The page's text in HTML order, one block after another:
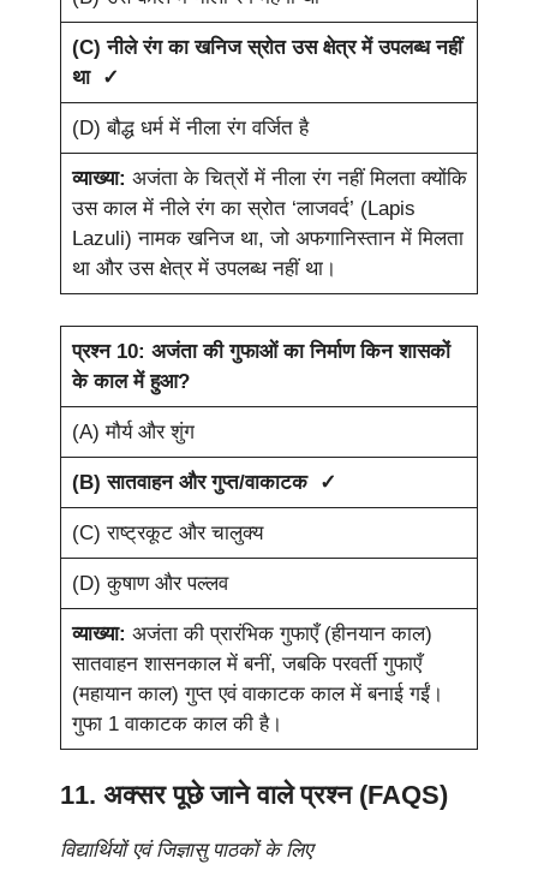
(C) नीले रंग का खनिज स्रोत उस क्षेत्र में उपलब्ध नहीं
था ✓
(D) बौद्ध धर्म में नीला रंग वर्जित है
व्याख्या: अजंता के चित्रों में नीला रंग नहीं मिलता क्योंकि
उस काल में नीले रंग का स्रोत ‘लाजवर्द’ (Lapis
Lazuli) नामक खनिज था, जो अफगानिस्तान में मिलता
था और उस क्षेत्र में उपलब्ध नहीं था।
प्रश्न 10: अजंता की गुफाओं का निर्माण किन शासकों
के काल में हुआ?
(A) मौर्य और शुंग
(B) सातवाहन और गुप्त/वाकाटक ✓
(C) राष्ट्रकूट और चालुक्य
(D) कुषाण और पल्लव
व्याख्या: अजंता की प्रारंभिक गुफाएँ (हीनयान काल)
सातवाहन शासनकाल में बनीं, जबकि परवर्ती गुफाएँ
(महायान काल) गुप्त एवं वाकाटक काल में बनाई गईं।
गुफा 1 वाकाटक काल की है।
11. अक्सर पूछे जाने वाले प्रश्न (FAQS)
विद्यार्थियों एवं जिज्ञासु पाठकों के लिए